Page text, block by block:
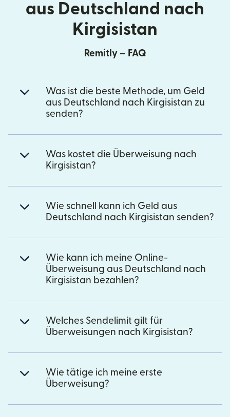
aus Deutschland nach
Kirgisistan
Remitly – FAQ
Was ist die beste Methode, um Geld
aus Deutschland nach Kirgisistan zu
senden?
Was kostet die Überweisung nach
Kirgisistan?
Wie schnell kann ich Geld aus
Deutschland nach Kirgisistan senden?
Wie kann ich meine Online-
Überweisung aus Deutschland nach
Kirgisistan bezahlen?
Welches Sendelimit gilt für
Überweisungen nach Kirgisistan?
Wie tätige ich meine erste
Überweisung?